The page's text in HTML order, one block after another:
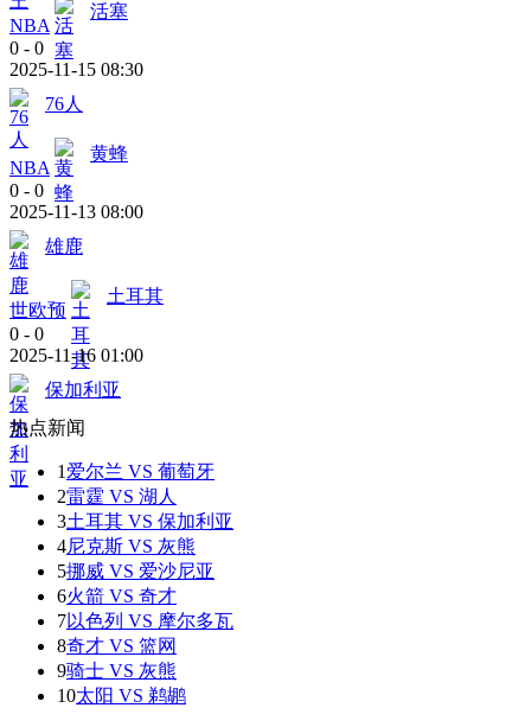
NBA
活塞
0 - 0
2025-11-15 08:30
76人
NBA
黄蜂
0 - 0
2025-11-13 08:00
雄鹿
世欧预
土耳其
0 - 0
2025-11-16 01:00
保加利亚
热点新闻
1 爱尔兰 VS 葡萄牙
2雷霆 VS 湖人
3土耳其 VS 保加利亚
4尼克斯 VS 灰熊
5挪威 VS 爱沙尼亚
6火箭 VS 奇才
7以色列 VS 摩尔多瓦
8奇才 VS 篮网
9骑士 VS 灰熊
10太阳 VS 鹈鹕